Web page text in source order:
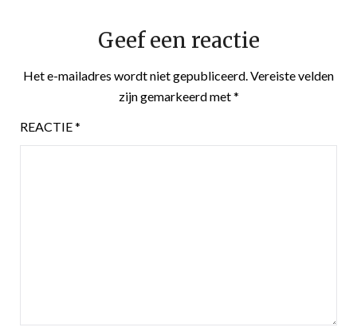
Geef een reactie
Het e-mailadres wordt niet gepubliceerd. Vereiste velden
zijn gemarkeerd met*
REACTIE*